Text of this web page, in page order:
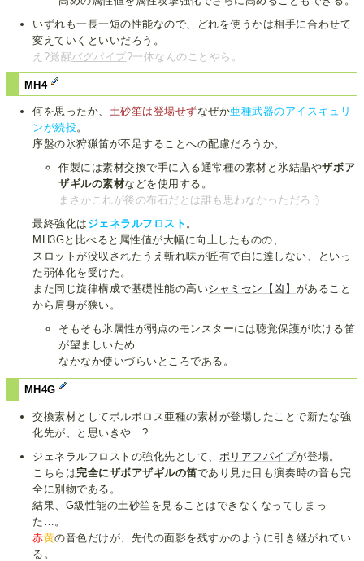
いずれも一長一短の性能なので、どれを使うかは相手に合わせて
変えていくといいだろう。
え?覚醒バグパイプ?一体なんのことやら。
MH4
何を思ったか、 土砂笙は登場せずなぜか亜種武器のアイスキュリ
ンが続投。
序盤の氷狩猟笛が不足することへの配慮だろうか。
作製には素材交換で手に入る通常種の素材と氷結晶やザボア
ザギルの素材などを使用する。
まさかこれが後の布石だとは誰も思わなかっただろう
最終強化は ジェネラルフロスト 。
MH3Gと比べると属性値が大幅に向上したものの、
スロットが没収されたうえ斬れ味が匠有で白に達しない、といっ
た弱体化を受けた。
また同じ旋律構成で基礎性能の高いシャミセン【凶】 があること
から肩身が狭い。
そもそも氷属性が弱点のモンスターには聴覚保護が吹ける笛
が望ましいため
なかなか使いづらいところである。
MH4G
交換素材としてボルボロス亜種の素材が登場したことで新たな強
化先が、と思いきや…?
ジェネラルフロストの強化先として、 ポリアフパイプが登場。
こちらは完全にザボアザギルの笛であり見た目も演奏時の音も完
全に別物である。
結果、G級性能の土砂笙を見ることはできなくなってしまっ
た…。
赤黄の音色だけが、先代の面影を残すかのように引き継がれてい
る。